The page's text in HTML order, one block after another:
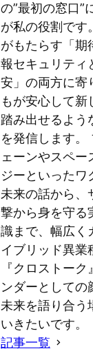
n
k
の”最初の窓口”
が私の役割です
がもたらす「期
報セキュリティ
安」の両方に寄
もが安心して新
踏み出せるよう
を発信します。
ェーンやスペー
ジーといったワ
未来の話から、
撃から身を守る
識まで、幅広く
イブリッド異業
『クロストー
ンダーとしての
未来を語り合う
いきたいです。
記事一覧